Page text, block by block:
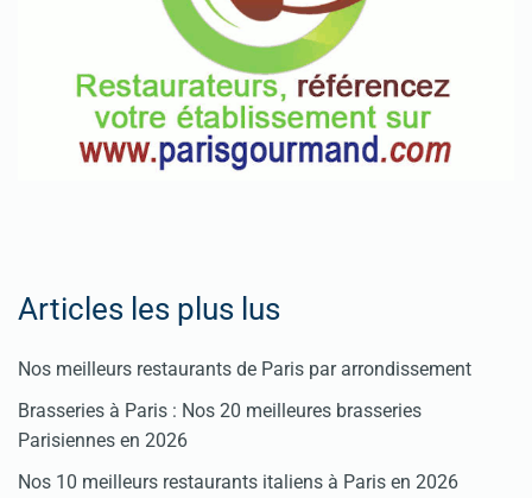
Articles les plus lus
Nos meilleurs restaurants de Paris par arrondissement
Brasseries à Paris : Nos 20 meilleures brasseries
Parisiennes en 2026
Nos 10 meilleurs restaurants italiens à Paris en 2026